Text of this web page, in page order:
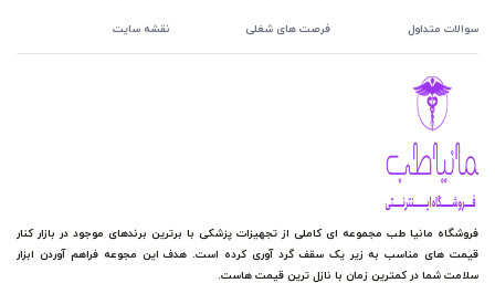
سوالات متداول فرصت های شغلی نقشه سایت
فروشگاه مانیا طب مجموعه ای کاملی از تجهیزات پزشکی با برترین برندهای موجود در بازار کنار
قیمت های مناسب به زیر یک سقف گرد آوری کرده است. هدف این مجوعه فراهم آوردن ابزار
سلامت شما در کمترین زمان با نازل ترین قیمت هاست.